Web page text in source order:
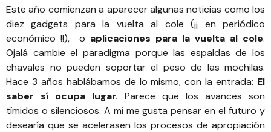
Este año comienzan a aparecer algunas noticias como los
diez gadgets para la vuelta al cole (¡¡ en periódico
económico !!), o aplicaciones para la vuelta al cole.
Ojalá cambie el paradigma porque las espaldas de los
chavales no pueden soportar el peso de las mochilas.
Hace 3 años hablábamos de lo mismo, con la entrada: El
saber sí ocupa lugar. Parece que los avances son
tímidos o silenciosos. A mí me gusta pensar en el futuro y
desearía que se acelerasen los procesos de apropiación